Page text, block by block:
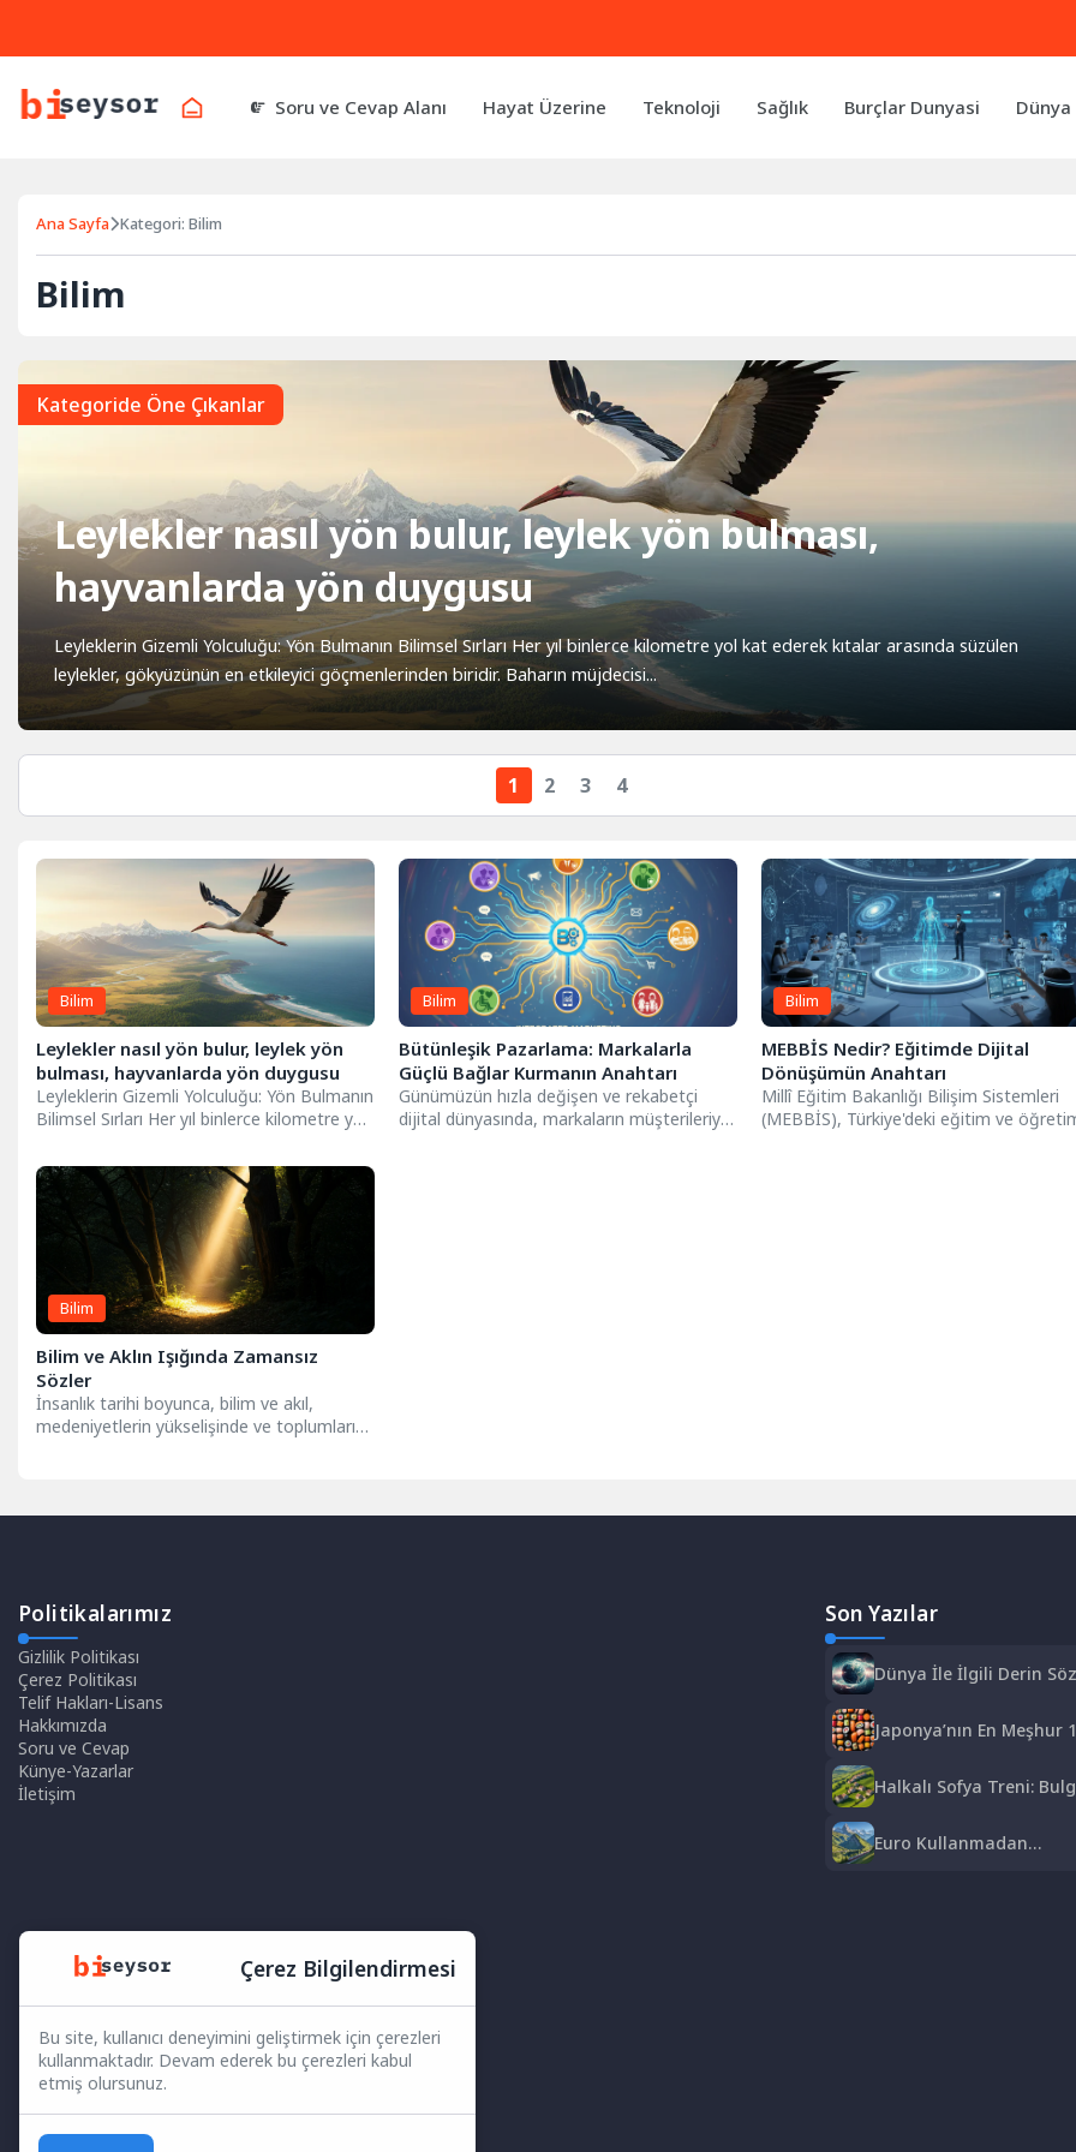
Soru ve Cevap Alanı Hayat Üzerine Teknoloji Sağlık Burçlar Dunyasi
Ana Sayfa Kategori: Bilim
Bilim
Kategoride Öne Çıkanlar
Leylekler nasıl yön bulur, leylek yön bulması,
hayvanlarda yön duygusu
Leyleklerin Gizemli Yolculuğu: Yön Bulmanın Bilimsel Sırları Her yıl binlerce kilometre yol kat ederek kıtalar arasında süzülen
leylekler, gökyüzünün en etkileyici göçmenlerinden biridir. Baharın müjdecisi...
1 2 3 4
Bilim
Leylekler nasıl yön bulur, leylek yön
bulması, hayvanlarda yön duygusu
Leyleklerin Gizemli Yolculuğu: Yön Bulmanın
Bilimsel Sırları Her yıl binlerce kilometre yol
Bilim
Bütünleşik Pazarlama: Markalarla
Güçlü Bağlar Kurmanın Anahtarı
Günümüzün hızla değişen ve rekabetçi
dijital dünyasında, markaların müşterileriyle
Bilim
MEBBİS Nedir? Eğitimde Dijital
Dönüşümün Anahtarı
Millî Eğitim Bakanlığı Bilişim Sistemleri
(MEBBİS), Türkiye'deki eğitim ve
Bilim
Bilim ve Aklın Işığında Zamansız
Sözler
İnsanlık tarihi boyunca, bilim ve akıl,
medeniyetlerin yükselişinde ve toplumların
Politikalarımız
Gizlilik Politikası
Çerez Politikası
Telif Hakları-Lisans
Hakkımızda
Soru ve Cevap
Künye-Yazarlar
İletişim
Son Yazılar
Dünya İle İlgili Derin
Japonya’nın En Meşhur
Sushi’den Ramen’e
Halkalı Sofya Treni:
Keyifli ve Ekonomik Bir
Euro Kullanmadan
Çerez Bilgilendirmesi
Bu site, kullanıcı deneyimini geliştirmek için çerezleri
kullanmaktadır. Devam ederek bu çerezleri kabul
etmiş olursunuz.